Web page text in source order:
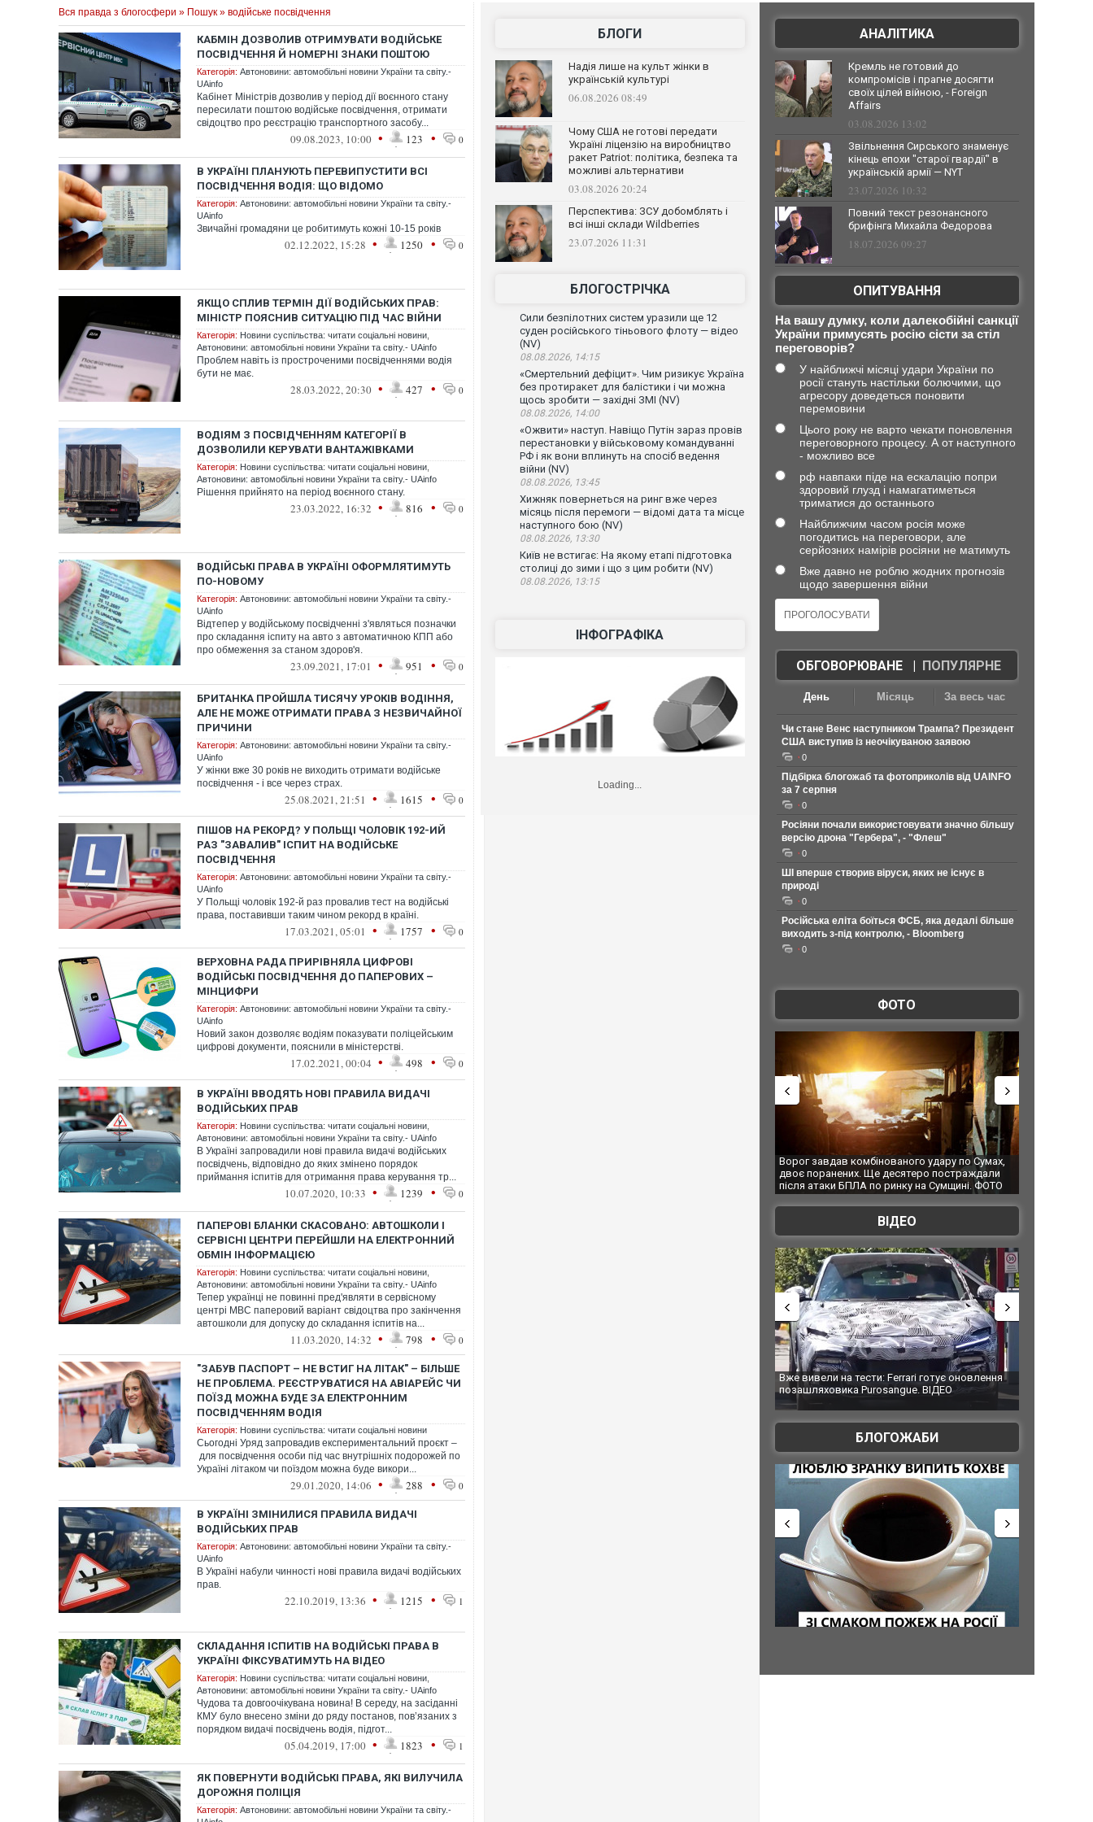
Вся правда з блогосфери » Пошук » водійське посвідчення
КАБМІН ДОЗВОЛИВ ОТРИМУВАТИ ВОДІЙСЬКЕ
ПОСВІДЧЕННЯ Й НОМЕРНІ ЗНАКИ ПОШТОЮ
Категорія: Автоновини: автомобільні новини України та світу.-
UAinfo
Кабінет Міністрів дозволив у період дії воєнного стану
пересилати поштою водійське посвідчення, отримати
свідоцтво про реєстрацію транспортного засобу...
09.08.2023, 10:00 • 123 • 0
В УКРАЇНІ ПЛАНУЮТЬ ПЕРЕВИПУСТИТИ ВСІ
ПОСВІДЧЕННЯ ВОДІЯ: ЩО ВІДОМО
Категорія: Автоновини: автомобільні новини України та світу.-
UAinfo
Звичайні громадяни це робитимуть кожні 10-15 років
02.12.2022, 15:28 • 1250 • 0
ЯКЩО СПЛИВ ТЕРМІН ДІЇ ВОДІЙСЬКИХ ПРАВ:
МІНІСТР ПОЯСНИВ СИТУАЦІЮ ПІД ЧАС ВІЙНИ
Категорія: Новини суспільства: читати соціальні новини
Автоновини: автомобільні новини України та світу.- UAinfo
Проблем навіть із простроченими посвідченнями водія
бути не має.
28.03.2022, 20:30 • 427 • 0
ВОДІЯМ З ПОСВІДЧЕННЯМ КАТЕГОРІЇ B
ДОЗВОЛИЛИ КЕРУВАТИ ВАНТАЖІВКАМИ
Категорія: Новини суспільства: читати соціальні новини
Автоновини: автомобільні новини України та світу.- UAinfo
Рішення прийнято на період воєнного стану.
23.03.2022, 16:32 • 816 • 0
ВОДІЙСЬКІ ПРАВА В УКРАЇНІ ОФОРМЛЯТИМУТЬ
ПО-НОВОМУ
Категорія: Автоновини: автомобільні новини України та світу.-
UAinfo
Відтепер у водійському посвідченні з'являться позначки
про складання іспиту на авто з автоматичною КПП або
про обмеження за станом здоров'я.
23.09.2021, 17:01 • 951 • 0
БРИТАНКА ПРОЙШЛА ТИСЯЧУ УРОКІВ ВОДІННЯ,
АЛЕ НЕ МОЖЕ ОТРИМАТИ ПРАВА З НЕЗВИЧАЙНОЇ
ПРИЧИНИ
Категорія: Автоновини: автомобільні новини України та світу.-
UAinfo
У жінки вже 30 років не виходить отримати водійське
посвідчення - і все через страх.
25.08.2021, 21:51 • 1615 • 0
ПІШОВ НА РЕКОРД? У ПОЛЬЩІ ЧОЛОВІК 192-ИЙ
РАЗ "ЗАВАЛИВ" ІСПИТ НА ВОДІЙСЬКЕ
ПОСВІДЧЕННЯ
Категорія: Автоновини: автомобільні новини України та світу.-
UAinfo
У Польщі чоловік 192-й раз провалив тест на водійські
права, поставивши таким чином рекорд в країні.
17.03.2021, 05:01 • 1757 • 0
ВЕРХОВНА РАДА ПРИРІВНЯЛА ЦИФРОВІ
ВОДІЙСЬКІ ПОСВІДЧЕННЯ ДО ПАПЕРОВИХ –
МІНЦИФРИ
Категорія: Автоновини: автомобільні новини України та світу.-
UAinfo
Новий закон дозволяє водіям показувати поліцейським
цифрові документи, пояснили в міністерстві.
17.02.2021, 00:04 • 498 • 0
В УКРАЇНІ ВВОДЯТЬ НОВІ ПРАВИЛА ВИДАЧІ
ВОДІЙСЬКИХ ПРАВ
Категорія: Новини суспільства: читати соціальні новини
Автоновини: автомобільні новини України та світу.- UAinfo
В Україні запровадили нові правила видачі водійських
посвідчень, відповідно до яких змінено порядок
приймання іспитів для отримання права керування тр...
10.07.2020, 10:33 • 1239 • 0
ПАПЕРОВІ БЛАНКИ СКАСОВАНО: АВТОШКОЛИ І
СЕРВІСНІ ЦЕНТРИ ПЕРЕЙШЛИ НА ЕЛЕКТРОННИЙ
ОБМІН ІНФОРМАЦІЄЮ
Категорія: Новини суспільства: читати соціальні новини
Автоновини: автомобільні новини України та світу.- UAinfo
Тепер українці не повинні пред'являти в сервісному
центрі МВС паперовий варіант свідоцтва про закінчення
автошколи для допуску до складання іспитів на...
11.03.2020, 14:32 • 798 • 0
"ЗАБУВ ПАСПОРТ – НЕ ВСТИГ НА ЛІТАК" – БІЛЬШЕ
НЕ ПРОБЛЕМА. РЕЄСТРУВАТИСЯ НА АВІАРЕЙС ЧИ
ПОЇЗД МОЖНА БУДЕ ЗА ЕЛЕКТРОННИМ
ПОСВІДЧЕННЯМ ВОДІЯ
Категорія: Новини суспільства: читати соціальні новини
Сьогодні Уряд запровадив експериментальний проєкт –
для посвідчення особи під час внутрішніх подорожей по
Україні літаком чи поїздом можна буде викори...
29.01.2020, 14:06 • 288 • 0
В УКРАЇНІ ЗМІНИЛИСЯ ПРАВИЛА ВИДАЧІ
ВОДІЙСЬКИХ ПРАВ
Категорія: Автоновини: автомобільні новини України та світу.-
UAinfo
В Україні набули чинності нові правила видачі водійських
прав.
22.10.2019, 13:36 • 1215 • 1
СКЛАДАННЯ ІСПИТІВ НА ВОДІЙСЬКІ ПРАВА В
УКРАЇНІ ФІКСУВАТИМУТЬ НА ВІДЕО
Категорія: Новини суспільства: читати соціальні новини
Автоновини: автомобільні новини України та світу.- UAinfo
Чудова та довгоочікувана новина! В середу, на засіданні
КМУ було внесено зміни до ряду постанов, пов’язаних з
порядком видачі посвідчень водія, підгот...
05.04.2019, 17:00 • 1823 • 1
ЯК ПОВЕРНУТИ ВОДІЙСЬКІ ПРАВА, ЯКІ ВИЛУЧИЛА
ДОРОЖНЯ ПОЛІЦІЯ
Категорія: Автоновини: автомобільні новини України та світу.-
БЛОГИ
Надія лише на культ жінки в
українській культурі
06.08.2026 08:49
Чому США не готові передати
Україні ліцензію на виробництво
ракет Patriot: політика, безпека та
можливі альтернативи
03.08.2026 20:24
Перспектива: ЗСУ добомблять і
всі інші склади Wildberries
23.07.2026 11:31
БЛОГОСТРІЧКА
Сили безпілотних систем уразили ще 12
суден російського тіньового флоту — відео
(NV)
08.08.2026, 14:15
«Смертельний дефіцит». Чим ризикує Україна
без протиракет для балістики і чи можна
щось зробити — західні ЗМІ (NV)
08.08.2026, 14:00
«Ожвити» наступ. Навіщо Путін зараз провів
перестановки у військовому командуванні
РФ і як вони вплинуть на спосіб ведення
війни (NV)
08.08.2026, 13:45
Хижняк повернеться на ринг вже через
місяць після перемоги — відомі дата та місце
наступного бою (NV)
08.08.2026, 13:30
Київ не встигає: На якому етапі підготовка
столиці до зими і що з цим робити (NV)
08.08.2026, 13:15
ІНФОГРАФІКА
Loading...
АНАЛІТИКА
Кремль не готовий до
компромісів і прагне досягти
своїх цілей війною, - Foreign
Affairs
03.08.2026 13:02
Звільнення Сирського знаменує
кінець епохи "старої гвардії" в
українській армії — NYT
23.07.2026 10:32
Повний текст резонансного
брифінга Михайла Федорова
18.07.2026 09:27
ОПИТУВАННЯ
На вашу думку, коли далекобійні санкції
України примусять росію сісти за стіл
переговорів?
У найближчі місяці удари України по
росії стануть настільки болючими, що
агресору доведеться поновити
перемовини
Цього року не варто чекати поновлення
переговорного процесу. А от наступного
- можливо все
рф навпаки піде на ескалацію попри
здоровий глузд і намагатиметься
триматися до останнього
Найближчим часом росія може
погодитись на переговори, але
серйозних намірів росіяни не матимуть
Вже давно не роблю жодних прогнозів
щодо завершення війни
ОБГОВОРЮВАНЕ| ПОПУЛЯРНЕ
День Місяць За весь час
Чи стане Венс наступником Трампа? Президент
США виступив із неочікуваною заявою
0
Підбірка блогожаб та фотоприколів від UAINFO
за 7 серпня
0
Росіяни почали використовувати значно більшу
версію дрона "Гербера", - "Флеш"
0
ШІ вперше створив віруси, яких не існує в
природі
0
Російська еліта боїться ФСБ, яка дедалі більше
виходить з-під контролю, - Bloomberg
0
ФОТО
Ворог завдав комбінованого удару по Сумах,
двоє поранених. Ще десятеро постраждали
після атаки БПЛА по ринку на Сумщині. ФОТО
За 2000 кілометрів від кордону з Україною: в
Єкатеринбурзі після атаки дронів загорівся
склад Wildberries. ФОТО. ВІДЕО
ВІДЕО
Вже вивели на тести: Ferrari готує оновлення
Вийшов трейлер нової екранізації легендарного
фільму "Афера Томаса Крауна"
БЛОГОЖАБИ